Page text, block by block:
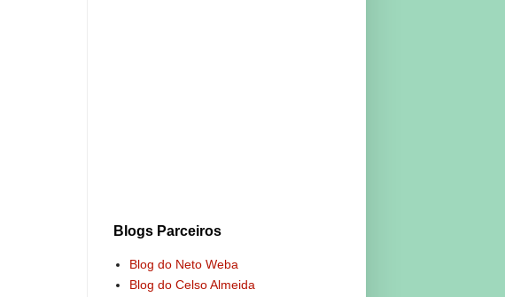
Blogs Parceiros
Blog do Neto Weba
Blog do Celso Almeida